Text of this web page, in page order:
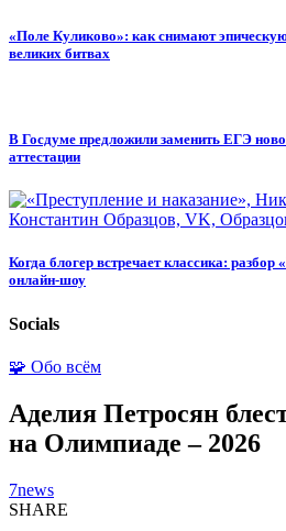
«Поле Куликово»: как снимают
великих битвах
В Госдуме предложили заменить ЕГЭ
аттестации
Когда блогер встречает классика: разбор
онлайн-шоу
Socials
🧩 Обо всём
Аделия Петросян
на Олимпиаде – 2026
7news
SHARE